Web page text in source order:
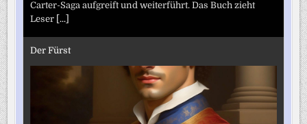
Carter-Saga aufgreift und weiterführt. Das Buch zieht
Leser [...]
Der Fürst